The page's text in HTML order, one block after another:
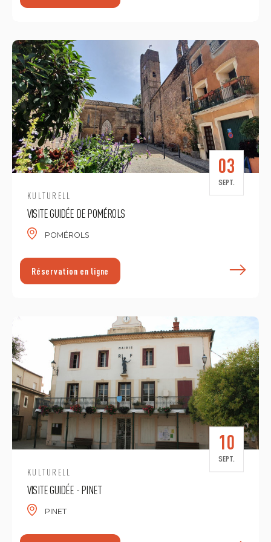
KULTURELL
VISITE GUIDÉE DE POMÉROLS
POMÉROLS
03
SEPT.
Réservation en ligne
KULTURELL
VISITE GUIDÉE - PINET
PINET
10
SEPT.